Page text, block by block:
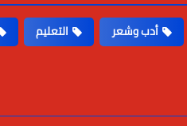
أدب وشعر التعليم